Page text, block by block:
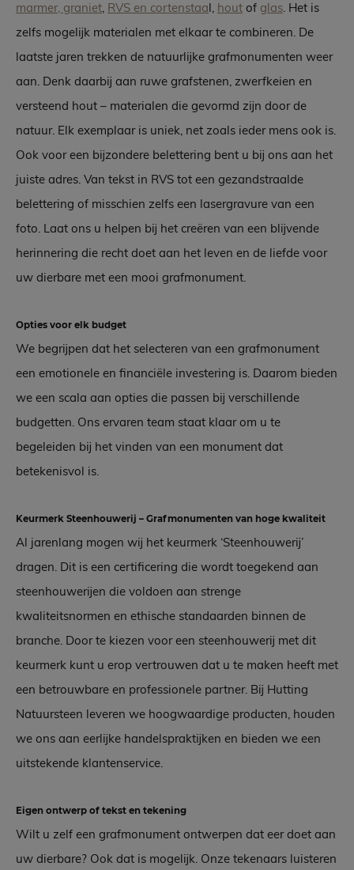
marmer, graniet, RVS en cortenstaal, hout of glas. Het is
zelfs mogelijk materialen met elkaar te combineren. De
laatste jaren trekken de natuurlijke grafmonumenten weer
aan. Denk daarbij aan ruwe grafstenen, zwerfkeien en
versteend hout – materialen die gevormd zijn door de
natuur. Elk exemplaar is uniek, net zoals ieder mens ook is.
Ook voor een bijzondere belettering bent u bij ons aan het
juiste adres. Van tekst in RVS tot een gezandstraalde
belettering of misschien zelfs een lasergravure van een
foto. Laat ons u helpen bij het creëren van een blijvende
herinnering die recht doet aan het leven en de liefde voor
uw dierbare met een mooi grafmonument.
Opties voor elk budget
We begrijpen dat het selecteren van een grafmonument
een emotionele en financiële investering is. Daarom bieden
we een scala aan opties die passen bij verschillende
budgetten. Ons ervaren team staat klaar om u te
begeleiden bij het vinden van een monument dat
betekenisvol is.
Keurmerk Steenhouwerij – Grafmonumenten van hoge kwaliteit
Al jarenlang mogen wij het keurmerk ‘Steenhouwerij’
dragen. Dit is een certificering die wordt toegekend aan
steenhouwerijen die voldoen aan strenge
kwaliteitsnormen en ethische standaarden binnen de
branche. Door te kiezen voor een steenhouwerij met dit
keurmerk kunt u erop vertrouwen dat u te maken heeft met
een betrouwbare en professionele partner. Bij Hutting
Natuursteen leveren we hoogwaardige producten, houden
we ons aan eerlijke handelspraktijken en bieden we een
uitstekende klantenservice.
Eigen ontwerp of tekst en tekening
Wilt u zelf een grafmonument ontwerpen dat eer doet aan
uw dierbare? Ook dat is mogelijk. Onze tekenaars luisteren